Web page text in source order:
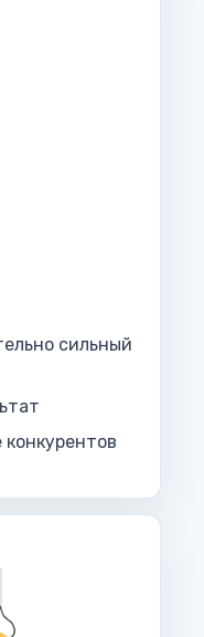
сильный